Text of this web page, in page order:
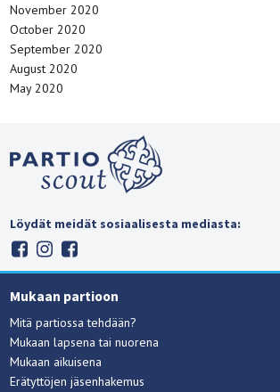
November 2020
October 2020
September 2020
August 2020
May 2020
Löydät meidät sosiaalisesta mediasta:
Mukaan partioon
Mitä partiossa tehdään?
Mukaan lapsena tai nuorena
Mukaan aikuisena
Erätyttöjen jäsenhakemus